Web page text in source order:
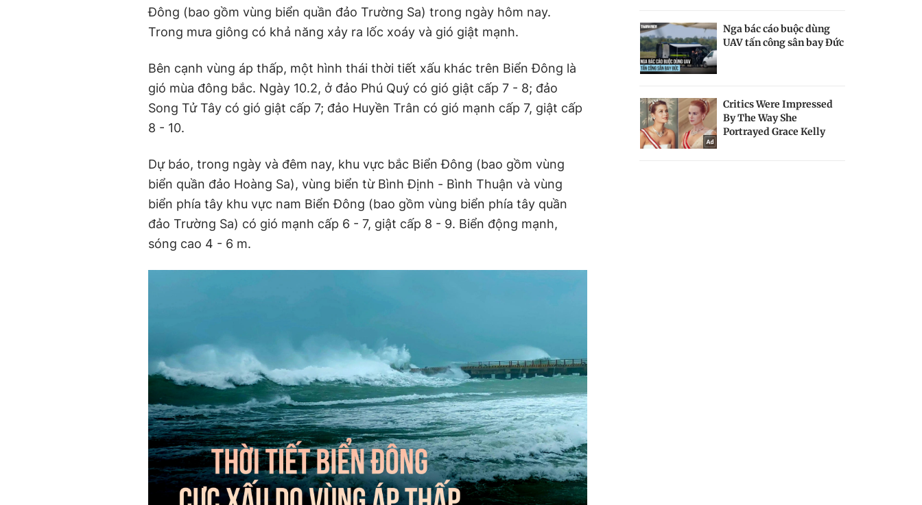
Đông (bao gồm vùng biển quần đảo Trường Sa) trong ngày hôm nay.
Trong mưa giông có khả năng xảy ra lốc xoáy và gió giật mạnh.
Bên cạnh vùng áp thấp, một hình thái thời tiết xấu khác trên Biển Đông là
gió mùa đông bắc. Ngày 10.2, ở đảo Phú Quý có gió giật cấp 7 - 8; đảo
Song Tử Tây có gió giật cấp 7; đảo Huyền Trân có gió mạnh cấp 7, giật cấp
8 - 10.
Dự báo, trong ngày và đêm nay, khu vực bắc Biển Đông (bao gồm vùng
biển quần đảo Hoàng Sa), vùng biển từ Bình Định - Bình Thuận và vùng
biển phía tây khu vực nam Biển Đông (bao gồm vùng biển phía tây quần
đảo Trường Sa) có gió mạnh cấp 6 - 7, giật cấp 8 - 9. Biển động mạnh,
sóng cao 4 - 6 m.